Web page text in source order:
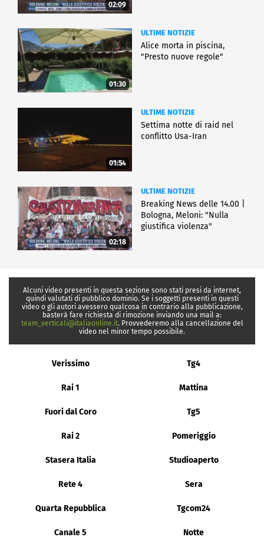
02:09
01:30
ULTIME NOTIZIE
Alice morta in piscina,
"Presto nuove regole"
01:54
ULTIME NOTIZIE
Settima notte di raid nel
conflitto Usa-Iran
02:18
ULTIME NOTIZIE
Breaking News delle 14.00 |
Bologna, Meloni: "Nulla
giustifica violenza"
Alcuni video presenti in questa sezione sono stati presi da internet,
quindi valutati di pubblico dominio. Se i soggetti presenti in questi
video o gli autori avessero qualcosa in contrario alla pubblicazione,
basterà fare richiesta di rimozione inviando una mail a:
team_verticali@italiaonline.it. Provvederemo alla cancellazione del
video nel minor tempo possibile.
Verissimo Tg4
Rai 1 Mattina
Fuori dal Coro Tg5
Rai 2 Pomeriggio
Stasera Italia Studioaperto
Rete 4 Sera
Quarta Repubblica Tgcom24
Canale 5 Notte